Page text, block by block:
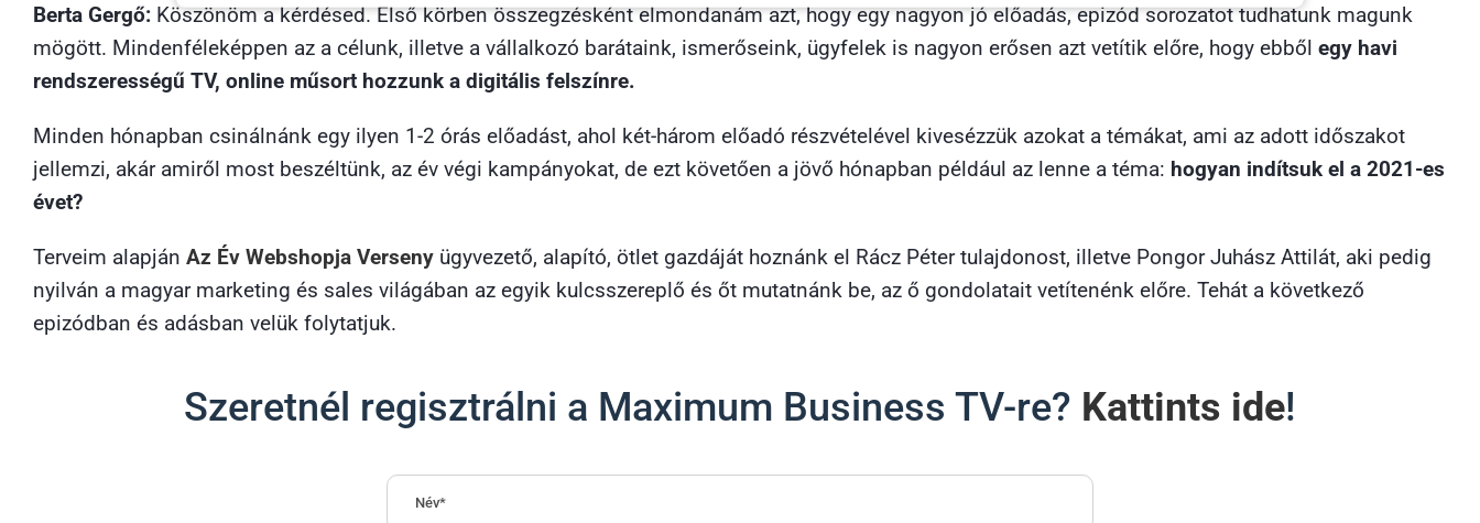
Berta Gergő: Köszönöm a kérdésed. Első körben összegzésként elmondanám azt, hogy egy nagyon jó előadás, epizód sorozatot tudhatunk magunk
mögött. Mindenféleképpen az a célunk, illetve a vállalkozó barátaink, ismerőseink, ügyfelek is nagyon erősen azt vetítik előre, hogy ebből egy havi
rendszerességű TV, online műsort hozzunk a digitális felszínre.
Minden hónapban csinálnánk egy ilyen 1-2 órás előadást, ahol két-három előadó részvételével kivesézzük azokat a témákat, ami az adott időszakot
jellemzi, akár amiről most beszéltünk, az év végi kampányokat, de ezt követően a jövő hónapban például az lenne a téma: hogyan indítsuk el a 2021-es
évet?
Terveim alapján Az Év Webshopja Verseny ügyvezető, alapító, ötlet gazdáját hoznánk el Rácz Péter tulajdonost, illetve Pongor Juhász Attilát, aki pedig
nyilván a magyar marketing és sales világában az egyik kulcsszereplő és őt mutatnánk be, az ő gondolatait vetítenénk előre. Tehát a következő
epizódban és adásban velük folytatjuk.
Szeretnél regisztrálni a Maximum Business TV-re? Kattints ide!